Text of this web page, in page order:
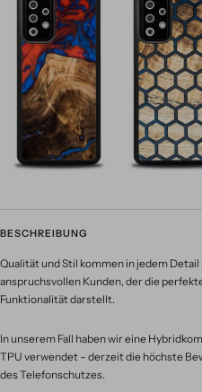
BESCHREIBUNG
Qualität und Stil kommen in jedem
anspruchsvollen Kunden, der die
Funktionalität darstellt.
In unserem Fall haben wir eine
TPU verwendet – derzeit die höchste
des Telefonschutzes.